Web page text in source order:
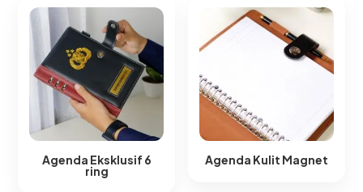
Agenda Eksklusif 6
ring​
Agenda Kulit Magnet​